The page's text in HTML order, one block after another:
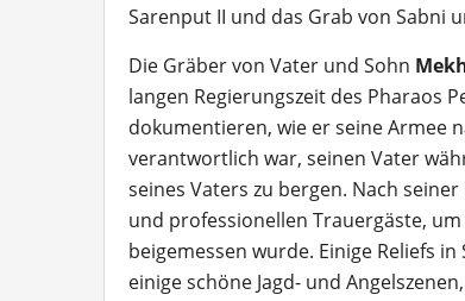
Sarenput II und das Grab von Sabni
Die Gräber von Vater und Sohn
langen Regierungszeit des Pharaos
dokumentieren, wie er seine Armee
verantwortlich war, seinen Vater
seines Vaters zu bergen. Nach
und professionellen Trauergäste,
beigemessen wurde. Einige Reliefs
einige schöne Jagd- und